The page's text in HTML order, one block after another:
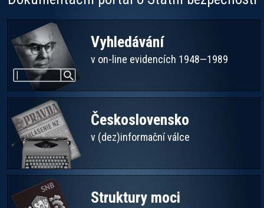
Vyhledávání
v on-line evidencích 1948—1989
Československo
v (dez)informační válce
Struktury moci